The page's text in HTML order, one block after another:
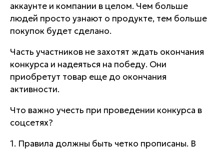
аккаунте и компании в целом. Чем больше
людей просто узнают о продукте, тем больше
покупок будет сделано.
Часть участников не захотят ждать окончания
конкурса и надеяться на победу. Они
приобретут товар еще до окончания
активности.
Что важно учесть при проведении конкурса в
соцсетях?
1. Правила должны быть четко прописаны. В